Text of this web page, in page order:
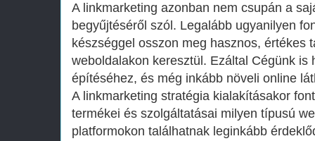
A linkmarketing azonban nem csupán a
begyűjtéséről szól. Legalább ugyanilyen
készséggel osszon meg hasznos, értékes
weboldalakon keresztül. Ezáltal Cégünk is
építéséhez, és még inkább növeli online
A linkmarketing stratégia kialakításakor
termékei és szolgáltatásai milyen típusú
platformokon találhatnak leginkább